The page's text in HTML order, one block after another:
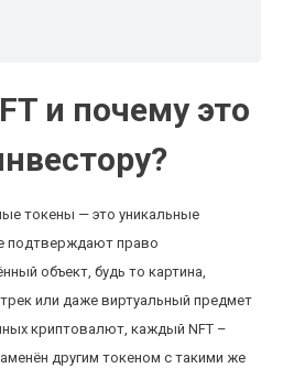
и почему это
токены — это уникальные
подтверждают право
объект, будь то картина,
или даже виртуальный предмет
криптовалют, каждый NFT –
другим токеном с такими же